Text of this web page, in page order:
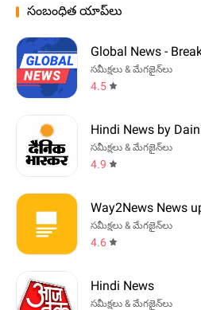
సంబంధిత యాప్‌లు
Global News -
సమీక్షలు & మేగజైన్‌లు
4.5
Hindi News by
సమీక్షలు & మేగజైన్‌లు
4.9
సమీక్షలు & మేగజైన్‌లు
4.6
Hindi News
సమీక్షలు & మేగజైన్‌లు